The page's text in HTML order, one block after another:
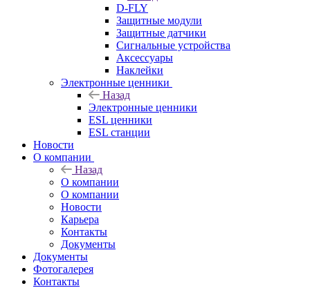
D-FLY
Защитные модули
Защитные датчики
Сигнальные устройства
Аксессуары
Наклейки
Электронные ценники
Назад
Электронные ценники
ESL ценники
ESL станции
Новости
О компании
Назад
О компании
О компании
Новости
Карьера
Контакты
Документы
Документы
Фотогалерея
Контакты